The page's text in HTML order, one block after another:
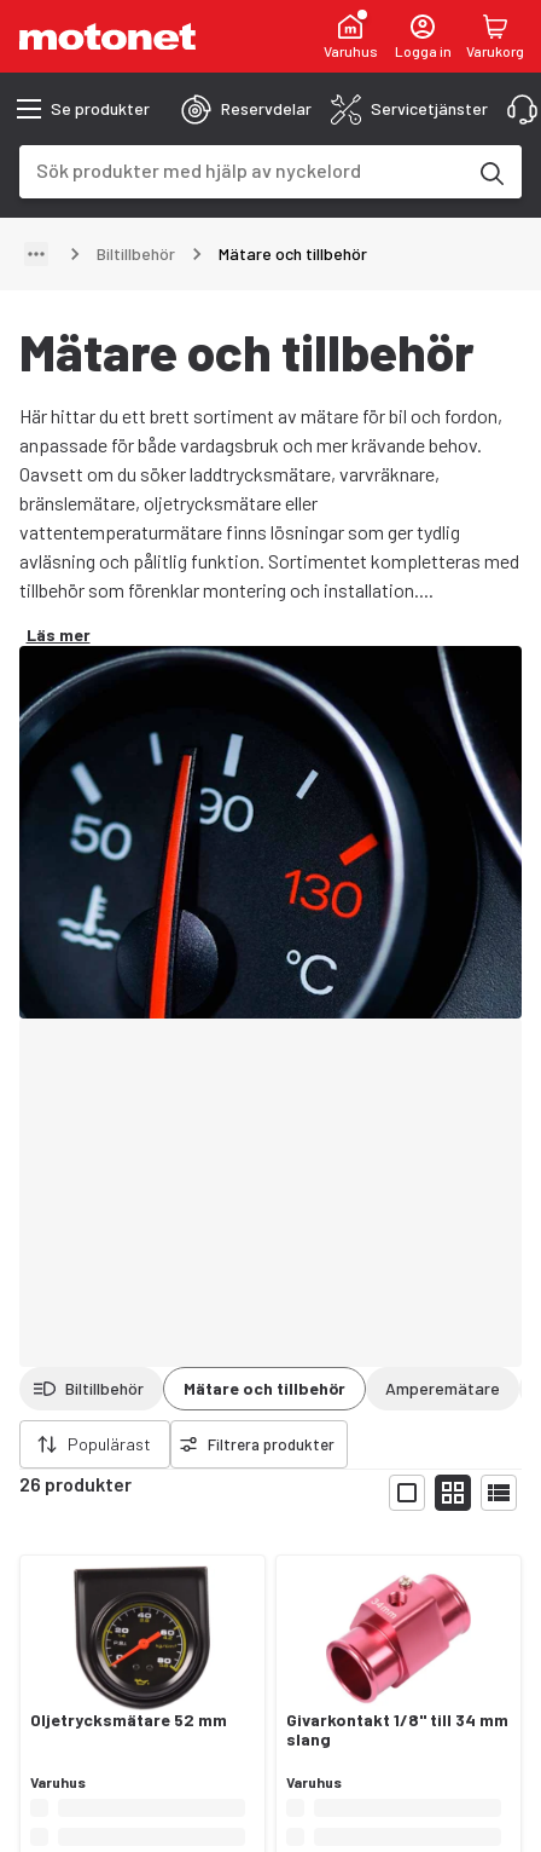
Varuhus Logga in Varukorg
Se produkter Reservdelar Servicetjänster
Biltillbehör Mätare och tillbehör
Mätare och tillbehör
Här hittar du ett brett sortiment av mätare för bil och fordon,
anpassade för både vardagsbruk och mer krävande behov.
Oavsett om du söker laddtrycksmätare, varvräknare,
bränslemätare, oljetrycksmätare eller
vattentemperaturmätare finns lösningar som ger tydlig
avläsning och pålitlig funktion. Sortimentet kompletteras med
tillbehör som förenklar montering och installation....
Läs mer
Biltillbehör Mätare och tillbehör Amperemätare
Populärast Filtrera produkter
26 produkter
Visa
filter
Oljetrycksmätare 52 mm
Varuhus
Givarkontakt 1/8" till 34 mm
slang
Varuhus